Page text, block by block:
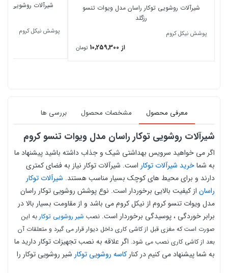
شیرآلات روشویی توکار راسان مدل ویوات تنسو
رزگلد
پوشش نیکل کروم
از 10,259,300 تومان
شیرآلات روشویی
پوشش نیکل کروم
معرفی محصول مشخصات محصول بررسی ها
شیرآلات روشویی توکار راسان مدل ویوات تنسو کروم
اگر می خواهید سرویس بهداشتی شیک و جذاب داشته باشید پیشنهاد ما
به شماخرید شیرآلات توکار است. شیرآلات توکار نیاز به فضای کمتری
دارند و برای محیط‌ های کوچک بسیار مناسب هستند. شیرآلات توکار
راسان از کیفیت بالایی برخوردار است. نوع پوشش روشویی توکار راسان
مدل ویوات تنسو کروم از نیکل کروم می باشد و از مقاومت بسیار بالا در
برابر خوردگی ، پوسیدگی برخوردار است. نصب شیر روشویی توکار به این
صورت است که مغزی قبل از کاشی کاری داخل دیوار قرار می گیرد و متعلقات آن
بعد از کاشی کاری نصب می شود. اگر علاقه به نصب تجهیزات توکار دارید ما
به شما پیشنهاد می کنیم در کنار کاسه روشویی توکار شیر روشویی توکار را